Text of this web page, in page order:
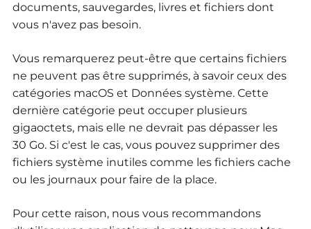
documents, sauvegardes, livres et fichiers dont
vous n'avez pas besoin.
Vous remarquerez peut-être que certains fichiers
ne peuvent pas être supprimés, à savoir ceux des
catégories macOS et Données système. Cette
dernière catégorie peut occuper plusieurs
gigaoctets, mais elle ne devrait pas dépasser les
30 Go. Si c'est le cas, vous pouvez supprimer des
fichiers système inutiles comme les fichiers cache
ou les journaux pour faire de la place.
Pour cette raison, nous vous recommandons